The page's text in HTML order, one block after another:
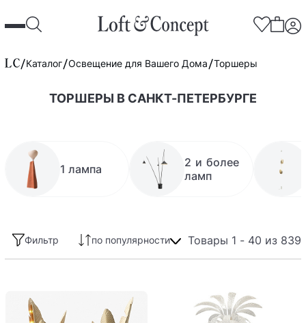
Каталог Освещение для Вашего Дома Торшеры
ТОРШЕРЫ В САНКТ-ПЕТЕРБУРГЕ
1 лампа
2 и более
ламп
Фильтр по популярности Товары 1 - 40 из 839